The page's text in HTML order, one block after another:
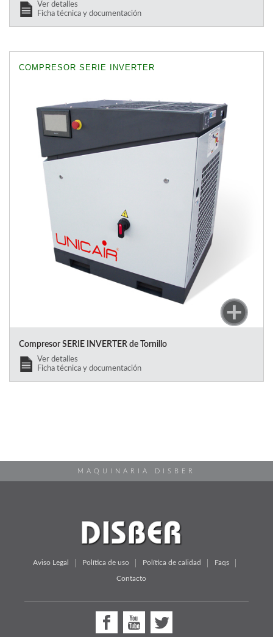
Ver detalles
Ficha técnica y documentación
COMPRESOR SERIE INVERTER
Compresor SERIE INVERTER de Tornillo
Ver detalles
Ficha técnica y documentación
MAQUINARIA DISBER
Aviso Legal Política de uso Política de calidad Faqs
Contacto